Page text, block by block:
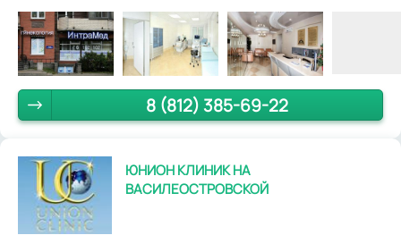
8 (812) 385-69-22
ЮНИОН КЛИНИК НА
ВАСИЛЕОСТРОВСКОЙ